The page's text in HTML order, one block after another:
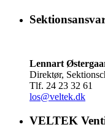
Lennart
Direktør,
Tlf. 24 23 32 61
los@veltek.dk
VELTEK